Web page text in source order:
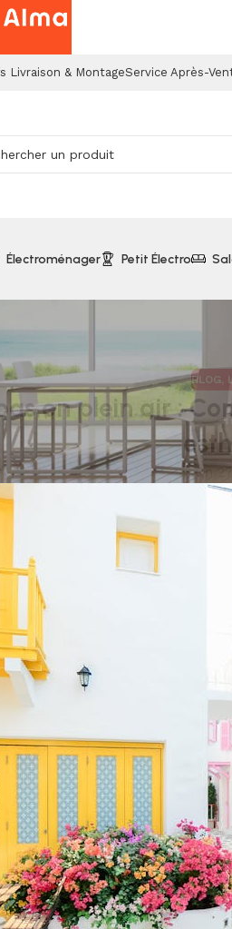
Livraison & MontageService Après-
Électroménager Petit Électro
BLOG,
en plein air :
On